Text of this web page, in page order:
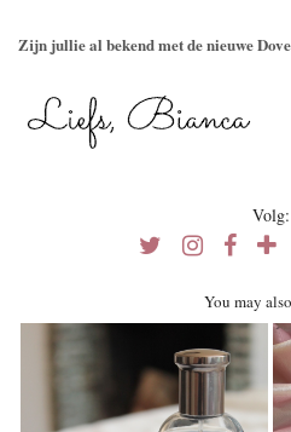
Zijn jullie al bekend met de nieuwe
Volg:
You may